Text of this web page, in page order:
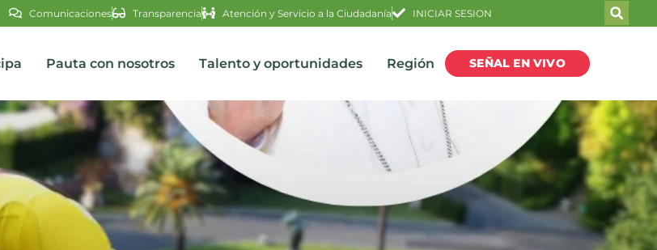
Comunicaciones Transparencia Atención y Servicio a la Ciudadanía INICIAR SESION
Pauta con nosotros Talento y oportunidades Región SEÑAL EN VIVO